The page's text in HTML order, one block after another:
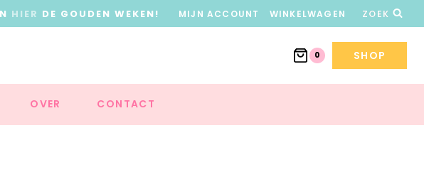
HIER DE GOUDEN WEKEN! MIJN ACCOUNT WINKELWAGEN ZOEK
0 SHOP
OVER CONTACT